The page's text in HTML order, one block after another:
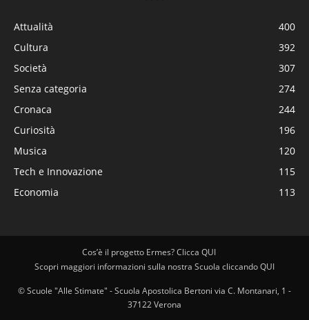
Attualità
400
Cultura
392
Società
307
Senza categoria
274
Cronaca
244
Curiosità
196
Musica
120
Tech e Innovazione
115
Economia
113
Cos’è il progetto Ermes? Clicca QUI
Scopri maggiori informazioni sulla nostra Scuola cliccando QUI
© Scuole "Alle Stimate" - Scuola Apostolica Bertoni via C. Montanari, 1 -
37122 Verona